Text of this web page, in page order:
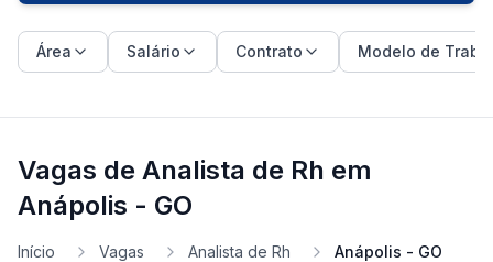
Área Salário Contrato Modelo de
Vagas de Analista de Rh em
Anápolis - GO
Início Vagas Analista de Rh Anápolis - GO